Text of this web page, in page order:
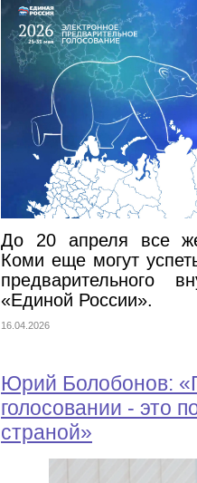
До 20 апреля все
Коми еще могут
предварительного
«Единой России».
16.04.2026
Юрий Болобонов:
голосовании - это
страной»